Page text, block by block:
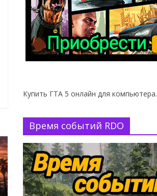
Купить ГТА 5 онлайн для компьютера.
Время событий RDO